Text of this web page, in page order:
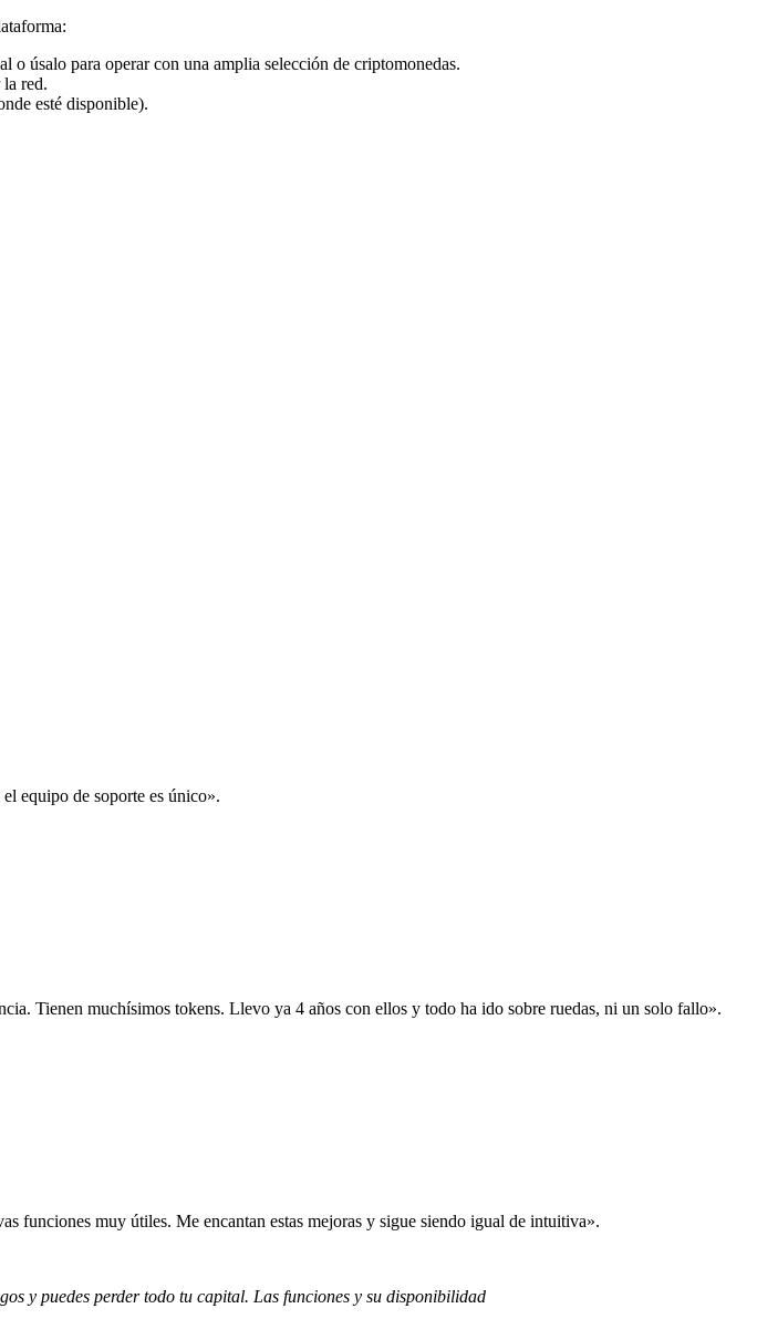
úsalo para operar con una amplia selección de criptomonedas.
red.
esté disponible).
equipo de soporte es único».
Tienen muchísimos tokens. Llevo ya 4 años con ellos y todo ha ido sobre ruedas, ni un solo fallo».
funciones muy útiles. Me encantan estas mejoras y sigue siendo igual de intuitiva».
y puedes perder todo tu capital. Las funciones y su disponibilidad